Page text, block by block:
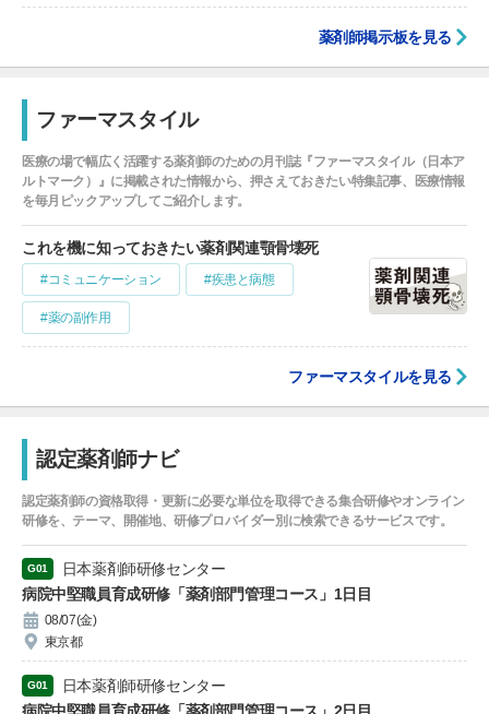
薬剤師掲示板を見る
ファーマスタイル
医療の場で幅広く活躍する薬剤師のための月刊誌『ファーマスタイル（日本ア
ルトマーク）』に掲載された情報から、押さえておきたい特集記事、医療情報
を毎月ピックアップしてご紹介します。
これを機に知っておきたい薬剤関連顎骨壊死
#コミュニケーション #疾患と病態
#薬の副作用
ファーマスタイルを見る
認定薬剤師ナビ
認定薬剤師の資格取得・更新に必要な単位を取得できる集合研修やオンライン
研修を、テーマ、開催地、研修プロバイダー別に検索できるサービスです。
G01
日本薬剤師研修センター
病院中堅職員育成研修「薬剤部門管理コース」1日目
08/07(金)
東京都
G01
日本薬剤師研修センター
病院中堅職員育成研修「薬剤部門管理コース」2日目